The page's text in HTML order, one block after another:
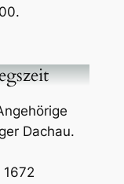
Dachau.